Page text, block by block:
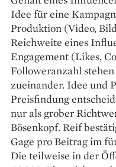
Idee für eine
Produktion (Video,
Reichweite eines
Engagement (Likes,
Followeranzahl
zueinander. Idee und
Preisfindung
nur als grober
Bösenkopf. Reif
Gage pro Beitrag im
Die teilweise in der